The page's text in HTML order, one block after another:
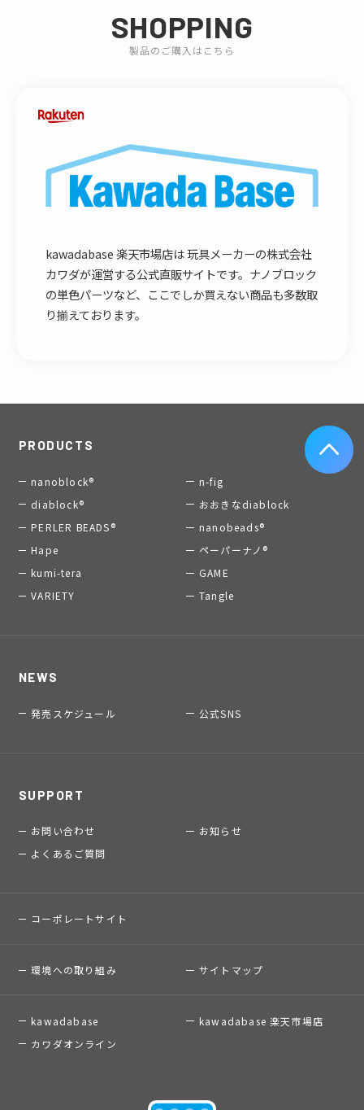
SHOPPING
製品のご購入はこちら
kawadabase 楽天市場店は 玩具メーカーの株式会社
カワダが運営する公式直販サイトです。ナノブロック
の単色パーツなど、ここでしか買えない商品も多数取
り揃えております。
PRODUCTS
nanoblock®
n-fig
diablock®
おおきなdiablock
PERLER BEADS®
nanobeads®
Hape
ペーパーナノ®
kumi-tera
GAME
VARIETY
Tangle
NEWS
発売スケジュール 公式SNS
SUPPORT
お問い合わせ
お知らせ
よくあるご質問
コーポレートサイト
環境への取り組み サイトマップ
kawadabase
kawadabase 楽天市場店
カワダオンライン